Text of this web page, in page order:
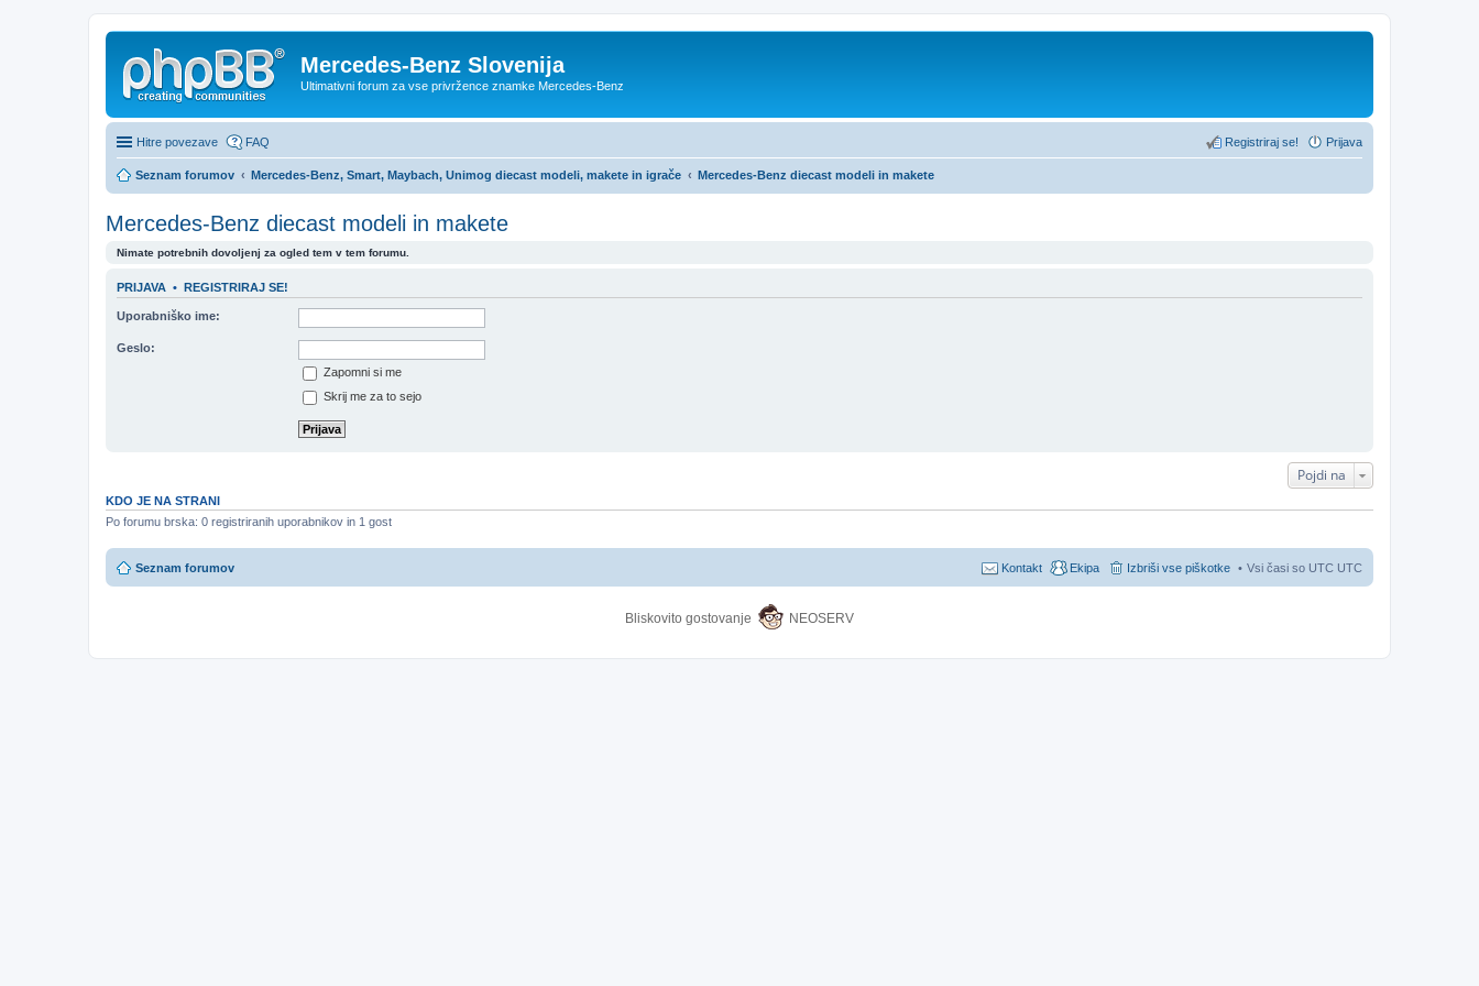
Mercedes-Benz Slovenija
Ultimativni forum za vse privržence znamke Mercedes-Benz
Hitre povezave FAQ Prijava
Registriraj se!
Seznam forumov Mercedes-Benz, Smart, Maybach, Unimog diecast modeli, makete in igrače Mercedes-Benz diecast modeli in makete
Mercedes-Benz diecast modeli in makete
Nimate potrebnih dovoljenj za ogled tem v tem forumu.
PRIJAVA • REGISTRIRAJ SE!
Uporabniško ime:
Geslo:
Zapomni si me
Skrij me za to sejo
Pojdi na
KDO JE NA STRANI
Po forumu brska: 0 registriranih uporabnikov in 1 gost
Seznam forumov Vsi časi so UTC UTC
Izbriši vse piškotke
Ekipa
Kontakt
Bliskovito gostovanje NEOSERV